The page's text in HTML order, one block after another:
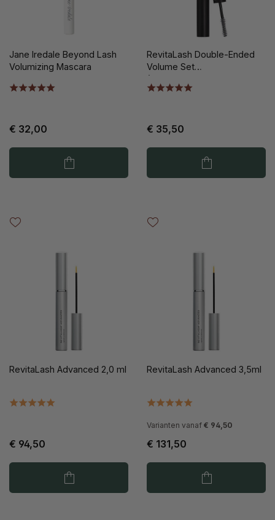
Jane Iredale Beyond Lash
Volumizing Mascara
€ 32,00
RevitaLash Double-Ended
Volume Set
(Primer/Mascara)
€ 35,50
RevitaLash Advanced 2,0 ml
€ 94,50
RevitaLash Advanced 3,5ml
Varianten vanaf € 94,50
€ 131,50